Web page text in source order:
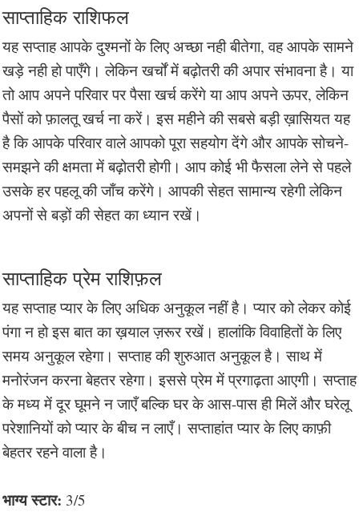
साप्ताहिक राशिफल
यह सप्ताह आपके दुश्मनों के लिए अच्छा नही बीतेगा, वह आपके सामने
खड़े नही हो पाएँगे। लेकिन खर्चों में बढ़ोतरी की अपार संभावना है। या
तो आप अपने परिवार पर पैसा खर्च करेंगे या आप अपने ऊपर, लेकिन
पैसों को फ़ालतू खर्च ना करें। इस महीने की सबसे बड़ी ख़ासियत यह
है कि आपके परिवार वाले आपको पूरा सहयोग देंगे और आपके सोचने-
समझने की क्षमता में बढ़ोतरी होगी। आप कोई भी फैसला लेने से पहले
उसके हर पहलू की जाँच करेंगे। आपकी सेहत सामान्य रहेगी लेकिन
अपनों से बड़ों की सेहत का ध्यान रखें।
साप्ताहिक प्रेम राशिफ़ल
यह सप्ताह प्यार के लिए अधिक अनुकूल नहीं है। प्यार को लेकर कोई
पंगा न हो इस बात का ख़याल ज़रूर रखें। हालांकि विवाहितों के लिए
समय अनुकूल रहेगा। सप्ताह की शुरुआत अनुकूल है। साथ में
मनोरंजन करना बेहतर रहेगा। इससे प्रेम में प्रगाढ़ता आएगी। सप्ताह
के मध्य में दूर घूमने न जाएँ बल्कि घर के आस-पास ही मिलें और घरेलू
परेशानियों को प्यार के बीच न लाएँ। सप्ताहांत प्यार के लिए काफ़ी
बेहतर रहने वाला है।
भाग्य स्टार: 3/5